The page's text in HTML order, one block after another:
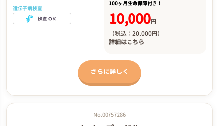
遺伝子病検査
100ヶ月生命保障付き！
10,000円
（税込：20,000円）
詳細はこちら
さらに詳しく
No.00757286